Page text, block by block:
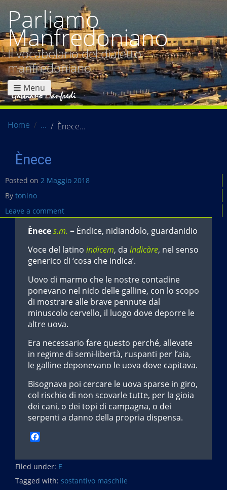
Parliamo
Manfredoniano
Il vocabolario del dialetto
manfredoniano
Menu
Home Ènece
Ènece
Posted on 2 Maggio 2018
By tonino
Leave a comment
Èneces.m. = Èndice, nidiandolo, guardanidio
Voce del latino indicem, da indicàre, nel senso
generico di ‘cosa che indica’.
Uovo di marmo che le nostre contadine
ponevano nel nido delle galline, con lo scopo
di mostrare alle brave pennute dal
minuscolo cervello, il luogo dove deporre le
altre uova.
Era necessario fare questo perché, allevate
in regime di semi-libertà, ruspanti per l’aia,
le galline deponevano le uova dove capitava.
Bisognava poi cercare le uova sparse in giro,
col rischio di non scovarle tutte, per la gioia
dei cani, o dei topi di campagna, o dei
serpenti a danno della propria dispensa.
c
e
b
Filed under: E
Tagged with: sostantivo maschile